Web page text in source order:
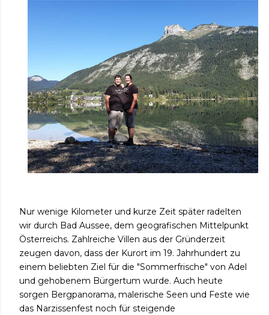
Nur wenige Kilometer und kurze Zeit später radelten
wir durch Bad Aussee, dem geografischen Mittelpunkt
Österreichs. Zahlreiche Villen aus der Gründerzeit
zeugen davon, dass der Kurort im 19. Jahrhundert zu
einem beliebten Ziel für die "Sommerfrische" von Adel
und gehobenem Bürgertum wurde. Auch heute
sorgen Bergpanorama, malerische Seen und Feste wie
das Narzissenfest noch für steigende